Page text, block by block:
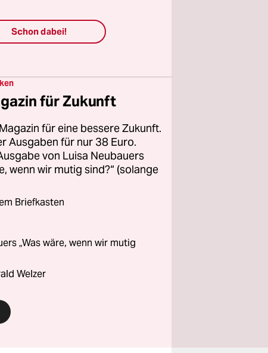
für Zukunft
für eine bessere Zukunft.
Ausgaben für nur 38 Euro.
von Luisa Neubauers
wenn wir mutig sind?“ (solange
Briefkasten
„Was wäre, wenn wir mutig
Welzer
Schon dabei!